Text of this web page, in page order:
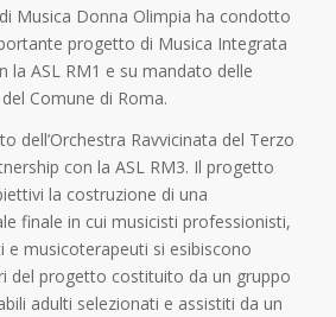
Musica Donna Olimpia ha condotto
progetto di Musica Integrata
la ASL RM1 e su mandato delle
Comune di Roma.
dell’Orchestra Ravvicinata del Terzo
con la ASL RM3. Il progetto
la costruzione di una
finale in cui musicisti professionisti,
e musicoterapeuti si esibiscono
del progetto costituito da un gruppo
adulti selezionati e assistiti da un